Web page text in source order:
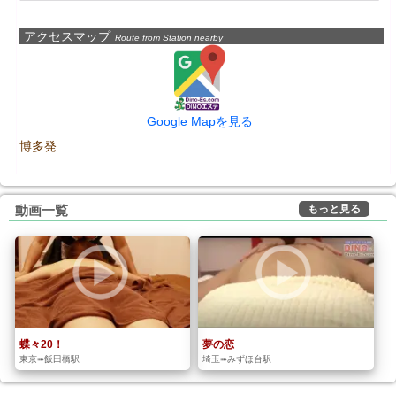
アクセスマップ Route from Station nearby
Google Mapを見る
博多発
動画一覧 もっと見る
蝶々20！
東京➠飯田橋駅
夢の恋
埼玉➠みずほ台駅